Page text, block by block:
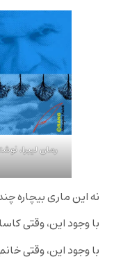
رمان لیبرا،
نه این ماری بیچاره
با وجود این، وقتی
با وجود این، وقتی